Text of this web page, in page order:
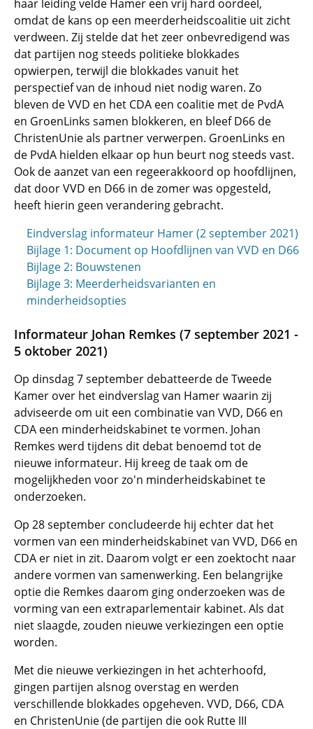
haar leiding velde Hamer een vrij hard oordeel,
omdat de kans op een meerderheidscoalitie uit zicht
verdween. Zij stelde dat het zeer onbevredigend was
dat partijen nog steeds politieke blokkades
opwierpen, terwijl die blokkades vanuit het
perspectief van de inhoud niet nodig waren. Zo
bleven de VVD en het CDA een coalitie met de PvdA
en GroenLinks samen blokkeren, en bleef D66 de
ChristenUnie als partner verwerpen. GroenLinks en
de PvdA hielden elkaar op hun beurt nog steeds vast.
Ook de aanzet van een regeerakkoord op hoofdlijnen,
dat door VVD en D66 in de zomer was opgesteld,
heeft hierin geen verandering gebracht.
Eindverslag informateur Hamer (2 september 2021)
Bijlage 1: Document op Hoofdlijnen van VVD en D66
Bijlage 2: Bouwstenen
Bijlage 3: Meerderheidsvarianten en
minderheidsopties
Informateur Johan Remkes (7 september 2021 -
5 oktober 2021)
Op dinsdag 7 september debatteerde de Tweede
Kamer over het eindverslag van Hamer waarin zij
adviseerde om uit een combinatie van VVD, D66 en
CDA een minderheidskabinet te vormen. Johan
Remkes werd tijdens dit debat benoemd tot de
nieuwe informateur. Hij kreeg de taak om de
mogelijkheden voor zo'n minderheidskabinet te
onderzoeken.
Op 28 september concludeerde hij echter dat het
vormen van een minderheidskabinet van VVD, D66 en
CDA er niet in zit. Daarom volgt er een zoektocht naar
andere vormen van samenwerking. Een belangrijke
optie die Remkes daarom ging onderzoeken was de
vorming van een extraparlementair kabinet. Als dat
niet slaagde, zouden nieuwe verkiezingen een optie
worden.
Met die nieuwe verkiezingen in het achterhoofd,
gingen partijen alsnog overstag en werden
verschillende blokkades opgeheven. VVD, D66, CDA
en ChristenUnie (de partijen die ook Rutte III